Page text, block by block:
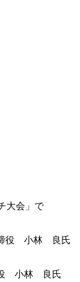
大会」で
役 小林 良氏